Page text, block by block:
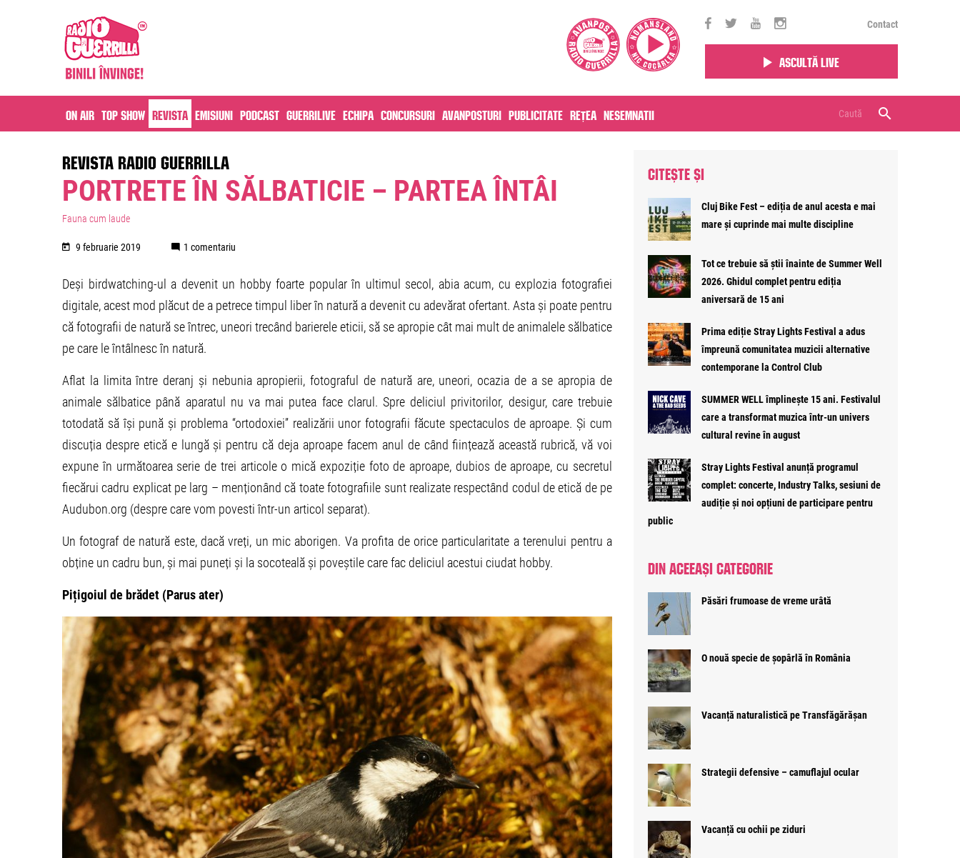
Contact
Ascultă live
On air Top Show Revista Emisiuni Podcast Guerrilive Echipa Concursuri Avanposturi Publicitate Rețea Nesemnatii
REVISTA RADIO GUERRILLA
PORTRETE ÎN SĂLBATICIE – PARTEA ÎNTÂI
Fauna cum laude
9 februarie 2019 1 comentariu
Deși birdwatching-ul a devenit un hobby foarte popular în ultimul secol, abia acum, cu explozia fotografiei
digitale, acest mod plăcut de a petrece timpul liber în natură a devenit cu adevărat ofertant. Asta și poate pentru
că fotografii de natură se întrec, uneori trecând barierele eticii, să se apropie cât mai mult de animalele sălbatice
pe care le întâlnesc în natură.
Aflat la limita între deranj și nebunia apropierii, fotograful de natură are, uneori, ocazia de a se apropia de
animale sălbatice până aparatul nu va mai putea face clarul. Spre deliciul privitorilor, desigur, care trebuie
totodată să își pună și problema “ortodoxiei” realizării unor fotografii făcute spectaculos de aproape. Și cum
discuția despre etică e lungă și pentru că deja aproape facem anul de când ființează această rubrică, vă voi
expune în următoarea serie de trei articole o mică expoziție foto de aproape, dubios de aproape, cu secretul
fiecărui cadru explicat pe larg – menționând că toate fotografiile sunt realizate respectând codul de etică de pe
Audubon.org (despre care vom povesti într-un articol separat).
Un fotograf de natură este, dacă vreți, un mic aborigen. Va profita de orice particularitate a terenului pentru a
obține un cadru bun, și mai puneți și la socoteală și poveștile care fac deliciul acestui ciudat hobby.
Pițigoiul de brădet (Parus ater)
CITEȘTE ȘI
Cluj Bike Fest – ediția de anul acesta e mai
mare și cuprinde mai multe discipline
Tot ce trebuie să știi înainte de Summer Well
2026. Ghidul complet pentru ediția
aniversară de 15 ani
Prima ediție Stray Lights Festival a adus
împreună comunitatea muzicii alternative
contemporane la Control Club
SUMMER WELL împlinește 15 ani. Festivalul
care a transformat muzica într-un univers
cultural revine în august
Stray Lights Festival anunță programul
complet: concerte, Industry Talks, sesiuni de
audiție și noi opțiuni de participare pentru
public
DIN ACEEAȘI CATEGORIE
Păsări frumoase de vreme urâtă
O nouă specie de șopârlă în România
Vacanță naturalistică pe Transfăgărășan
Strategii defensive – camuflajul ocular
Vacanță cu ochii pe ziduri